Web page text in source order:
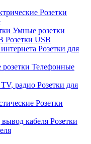
Розетки
Умные розетки
Розетки USB
Розетки для
Телефонные
Розетки для
Розетки
Розетки